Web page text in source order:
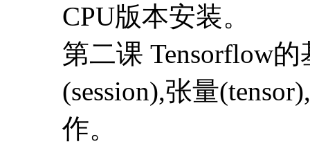
CPU版本安装。
第二课 Tensorflow
(session),张量
作。